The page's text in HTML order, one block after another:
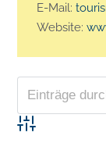
E-Mail:
Website:
Advanced Search